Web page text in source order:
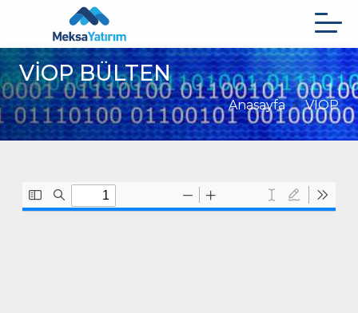
atla
VİOP BÜLTEN
Anasayfa VIOP